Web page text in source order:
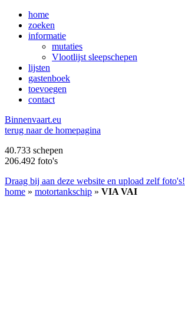
home
zoeken
informatie
mutaties
Vlootlijst sleepschepen
lijsten
gastenboek
toevoegen
contact
Binnenvaart.eu
terug naar de homepagina
40.733 schepen
206.492 foto's
Draag bij aan deze website en upload zelf foto's!
home » motortankschip » VIA VAI